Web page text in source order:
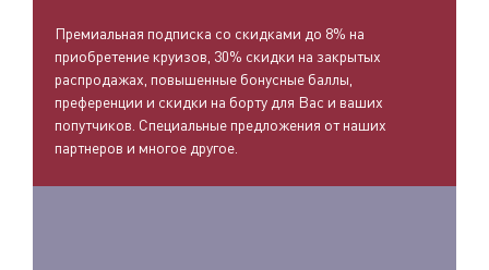
Премиальная подписка со скидками до 8% на
приобретение круизов, 30% скидки на закрытых
распродажах, повышенные бонусные баллы,
преференции и скидки на борту для Вас и ваших
попутчиков. Специальные предложения от наших
партнеров и многое другое.